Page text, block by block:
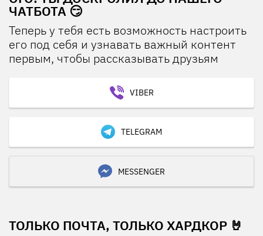
ЧАТБОТА 😏
Теперь у тебя есть возможность настроить
его под себя и узнавать важный контент
первым, чтобы рассказывать друзьям
VIBER
TELEGRAM
MESSENGER
ТОЛЬКО ПОЧТА, ТОЛЬКО ХАРДКОР 🤘